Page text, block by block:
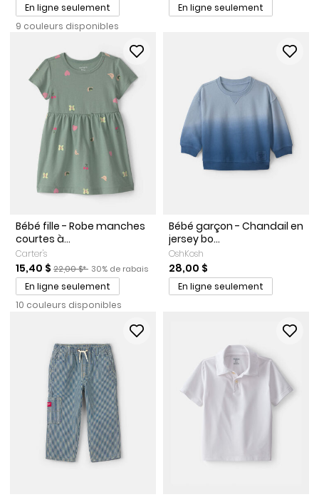
En ligne seulement
9 couleurs disponibles
En ligne seulement
Bébé fille - Robe manches
courtes à...
Carter's
Prix de solde
15,40 $ Prix ​​de détail suggéré par le fabricant
22,00 $* Pourcentage de rabais
30% de rabais
En ligne seulement
10 couleurs disponibles
Bébé garçon - Chandail en
jersey bo...
OshKosh
28,00 $
En ligne seulement